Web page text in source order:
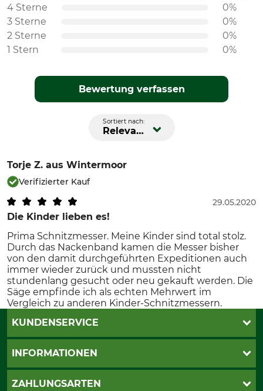
4 Sterne
0%
3 Sterne
0%
2 Sterne
0%
1 Stern
0%
Bewertung verfassen
Sortiert nach:
Relevanz
Torje Z. aus Wintermoor
Verifizierter Kauf
Die Kinder lieben es!
29.05.2020
Prima Schnitzmesser. Meine Kinder sind total stolz.
Durch das Nackenband kamen die Messer bisher
von den damit durchgeführten Expeditionen auch
immer wieder zurück und mussten nicht
stundenlang gesucht oder neu gekauft werden. Die
Säge empfinde ich als echten Mehrwert im
Vergleich zu anderen Kinder-Schnitzmessern.
KUNDENSERVICE
Live-Shopping
INFORMATIONEN
AGB
ZAHLUNGSARTEN